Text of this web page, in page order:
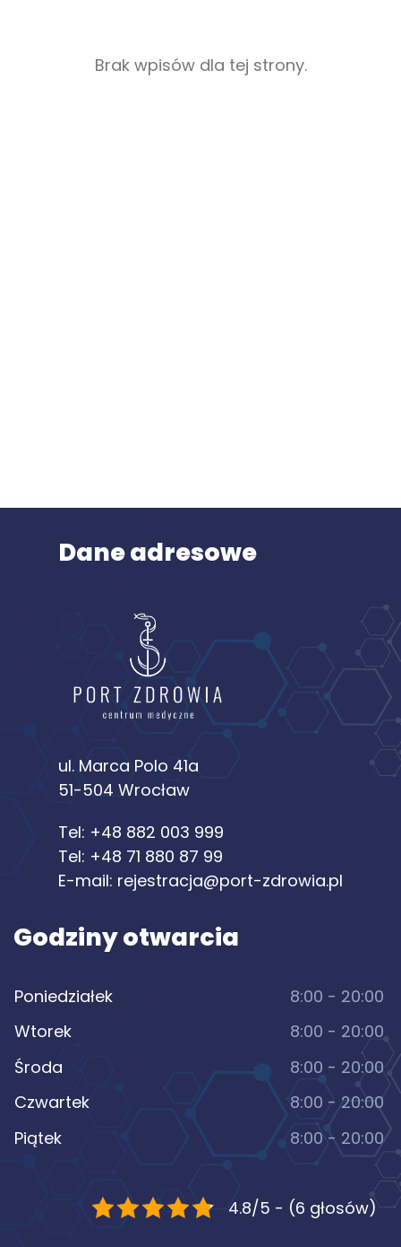
Brak wpisów dla tej strony.
Dane adresowe
ul. Marca Polo 41a
51-504 Wrocław
Tel: +48 882 003 999
Tel: +48 71 880 87 99
E-mail: rejestracja@port-zdrowia.pl
Godziny otwarcia
Poniedziałek
8:00 - 20:00
Wtorek
8:00 - 20:00
Środa
8:00 - 20:00
Czwartek
8:00 - 20:00
Piątek
8:00 - 20:00
4.8/5 - (6 głosów)